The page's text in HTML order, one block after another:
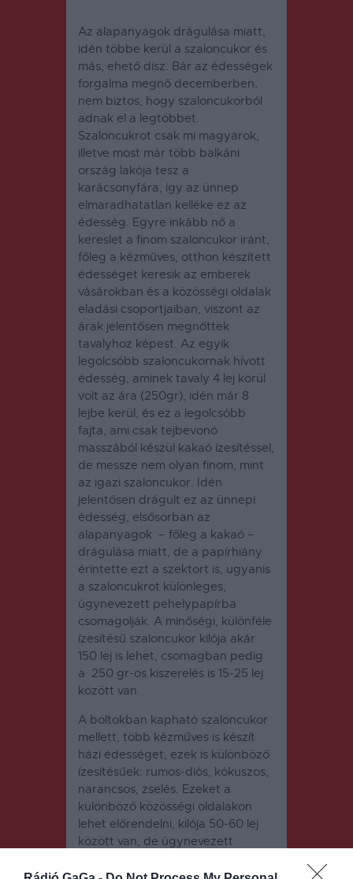
Az alapanyagok drágulása miatt,
idén többe kerül a szaloncukor és
más, ehető dísz. Bár az édességek
forgalma megnő decemberben,
nem biztos, hogy szaloncukorból
adnak el a legtöbbet.
Szaloncukrot csak mi magyarok,
illetve most már több balkáni
ország lakója tesz a
karácsonyfára, így az ünnep
elmaradhatatlan kelléke ez az
édesség. Egyre inkább nő a
kereslet a finom szaloncukor iránt,
főleg a kézműves, otthon készített
édességet keresik az emberek
vásárokban és a közösségi oldalak
eladási csoportjaiban, viszont az
árak jelentősen megnőttek
tavalyhoz képest. Az egyik
legolcsóbb szaloncukornak hívott
édesség, aminek tavaly 4 lej körül
volt az ára (250gr), idén már 8
lejbe kerül, és ez a legolcsóbb
fajta, ami csak tejbevonó
masszából készül kakaó ízesítéssel,
de messze nem olyan finom, mint
az igazi szaloncukor. Idén
jelentősen drágult ez az ünnepi
édesség, elsősorban az
alapanyagok – főleg a kakaó –
drágulása miatt, de a papírhiány
érintette ezt a szektort is, ugyanis
a szaloncukrot különleges,
úgynevezett pehelypapírba
csomagolják. A minőségi, különféle
ízesítésű szaloncukor kilója akár
150 lej is lehet, csomagban pedig
a 250 gr-os kiszerelés is 15-25 lej
között van.
A boltokban kapható szaloncukor
mellett, több kézműves is készít
házi édességet, ezek is különböző
ízesítésűek: rumos-diós, kókuszos,
narancsos, zselés. Ezeket a
különböző közösségi oldalakon
lehet előrendelni, kilója 50-60 lej
között van, de úgynevezett
szörpből, ezek kilója 40-50 lej.